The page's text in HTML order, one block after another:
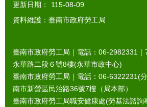
更新日期：
115-08-09
資料維護：臺南市政府勞工局
臺南市政府勞工局｜電話：06-2982331｜
永華路二段６號8樓(永華市政中心)
臺南市政府勞工局｜電話：06-6322231(
南市新營區民治路36號7樓（局本部）
臺南市政府勞工局職安健康處(勞基法諮詢